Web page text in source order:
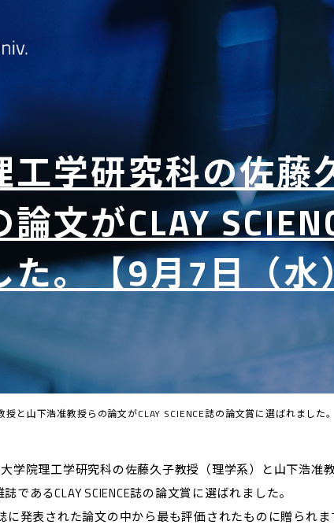
工学研究科の佐藤
文がCLAY
た。【9月7日（水
と山下浩准教授らの論文がCLAY SCIENCE誌の論文賞に選ばれました
学院理工学研究科の佐藤久子教授（理学系）と山下浩准
であるCLAY SCIENCE誌の論文賞に選ばれました。
発表された論文の中から最も評価されたものに贈られま